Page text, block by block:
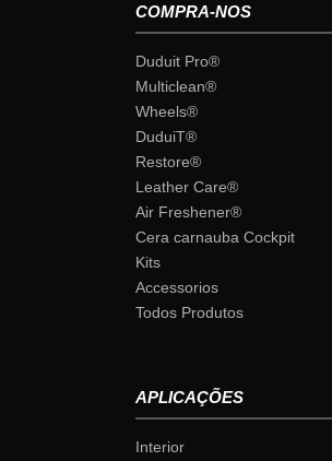
COMPRA-NOS
Duduit Pro®
Multiclean®
Wheels®
DuduiT®
Restore®
Leather Care®
Air Freshener®
Cera carnauba Cockpit
Kits
Accessorios
Todos Produtos
APLICAÇÕES
Interior